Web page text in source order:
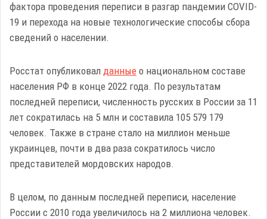
фактора проведения переписи в разгар пандемии COVID-
19 и перехода на новые технологические способы сбора
сведений о населении.
Росстат опубликовал данные о национальном составе
населения РФ в конце 2022 года. По результатам
последней переписи, численность русских в России за 11
лет сократилась на 5 млн и составила 105 579 179
человек. Также в стране стало на миллион меньше
украинцев, почти в два раза сократилось число
представителей мордовских народов.
В целом, по данным последней переписи, население
России с 2010 года увеличилось на 2 миллиона человек.